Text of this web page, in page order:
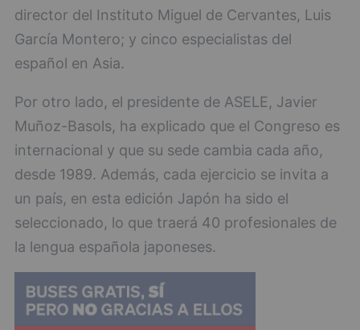
director del Instituto Miguel de Cervantes, Luis
García Montero; y cinco especialistas del
español en Asia.
Por otro lado, el presidente de ASELE, Javier
Muñoz-Basols, ha explicado que el Congreso es
internacional y que su sede cambia cada año,
desde 1989. Además, cada ejercicio se invita a
un país, en esta edición Japón ha sido el
seleccionado, lo que traerá 40 profesionales de
la lengua española japoneses.